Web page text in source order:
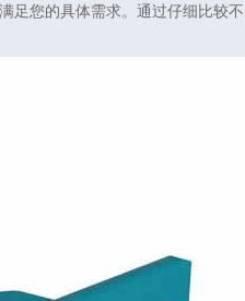
您的具体需求。通过仔细比较